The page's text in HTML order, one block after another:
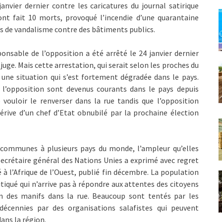
dernier contre les caricatures du journal satirique
fait 10 morts, provoqué l’incendie d’une quarantaine
de vandalisme contre des bâtiments publics.
de l’opposition a été arrêté le 24 janvier dernier
Mais cette arrestation, qui serait selon les proches du
situation qui s’est fortement dégradée dans le pays.
sont devenus courants dans le pays depuis
vouloir le renverser dans la rue tandis que l’opposition
d’un chef d’Etat obnubilé par la prochaine élection
à plusieurs pays du monde, l’ampleur qu’elles
général des Nations Unies a exprimé avec regret
l’Afrique de l’Ouest, publié fin décembre. La population
qui n’arrive pas à répondre aux attentes des citoyens
manifs dans la rue. Beaucoup sont tentés par les
par des organisations salafistes qui peuvent
la région.